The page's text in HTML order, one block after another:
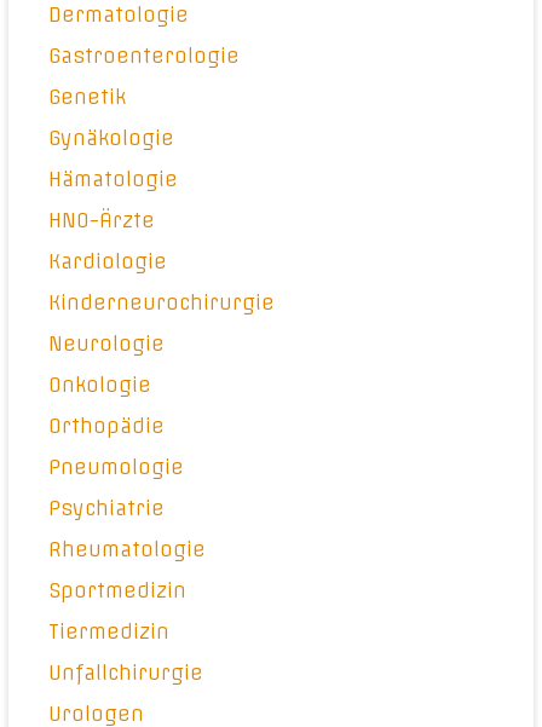
Dermatologie
Gastroenterologie
Genetik
Gynäkologie
Hämatologie
HNO-Ärzte
Kardiologie
Kinderneurochirurgie
Neurologie
Onkologie
Orthopädie
Pneumologie
Psychiatrie
Rheumatologie
Sportmedizin
Tiermedizin
Unfallchirurgie
Urologen